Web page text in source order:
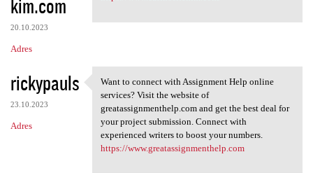
kim.com
20.10.2023
Adres
rickypauls
23.10.2023
Adres
Want to connect with
Want to connect with Assignment Help online
services? Visit the website of
greatassignmenthelp.com and get the best deal for
your project submission. Connect with
experienced writers to boost your numbers.
https://www.greatassignmenthelp.com